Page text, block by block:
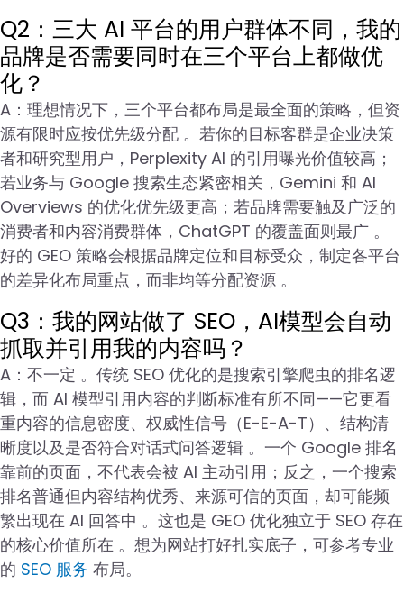
Q2：三大 AI 平台的用户群体不同，我的
品牌是否需要同时在三个平台上都做优
化？
A：理想情况下，三个平台都布局是最全面的策略，但资
源有限时应按优先级分配 。若你的目标客群是企业决策
者和研究型用户，Perplexity AI 的引用曝光价值较高；
若业务与 Google 搜索生态紧密相关，Gemini 和 AI
Overviews 的优化优先级更高；若品牌需要触及广泛的
消费者和内容消费群体，ChatGPT 的覆盖面则最广 。
好的 GEO 策略会根据品牌定位和目标受众，制定各平台
的差异化布局重点，而非均等分配资源 。
Q3：我的网站做了 SEO，AI模型会自动
抓取并引用我的内容吗？
A：不一定 。传统 SEO 优化的是搜索引擎爬虫的排名逻
辑，而 AI 模型引用内容的判断标准有所不同——它更看
重内容的信息密度、权威性信号（E-E-A-T）、结构清
晰度以及是否符合对话式问答逻辑 。一个 Google 排名
靠前的页面，不代表会被 AI 主动引用；反之，一个搜索
排名普通但内容结构优秀、来源可信的页面，却可能频
繁出现在 AI 回答中 。这也是 GEO 优化独立于 SEO 存在
的核心价值所在 。想为网站打好扎实底子，可参考专业
的 SEO 服务 布局。